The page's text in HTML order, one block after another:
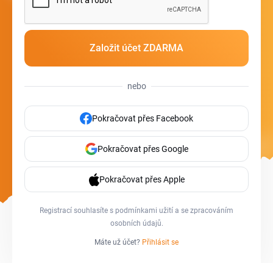
nebo
Pokračovat přes Facebook
Pokračovat přes Google
Pokračovat přes Apple
Registrací souhlasíte s podmínkami užití a se zpracováním
osobních údajů.
Máte už účet? Přihlásit se